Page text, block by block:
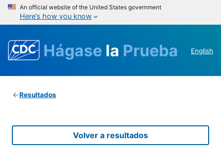
An official website of the United States government
Here’s how you know
Hágase la Prueba English
Resultados
Volver a resultados